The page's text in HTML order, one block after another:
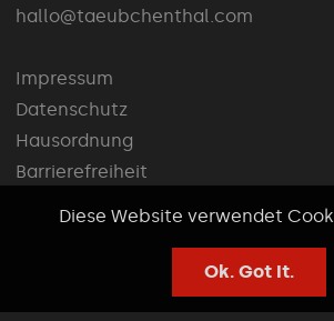
hallo@taeubchenthal.com
Impressum
Datenschutz
Hausordnung
Barrierefreiheit
Diese Website verwendet
Ok. Got It.